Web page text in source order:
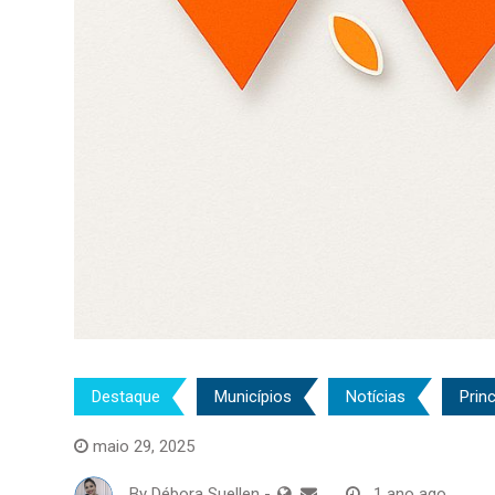
Destaque Municípios Notícias
maio 29, 2025